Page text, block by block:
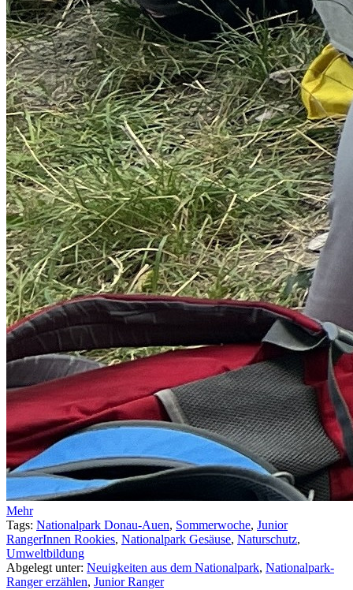
Mehr
Tags: Nationalpark Donau-Auen, Sommerwoche, Junior
RangerInnen Rookies, Nationalpark Gesäuse, Naturschutz,
Umweltbildung
Abgelegt unter: Neuigkeiten aus dem Nationalpark, Nationalpark-
Ranger erzählen, Junior Ranger